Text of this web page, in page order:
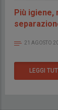
Più igiene,
21 AGOSTO
LEGGI